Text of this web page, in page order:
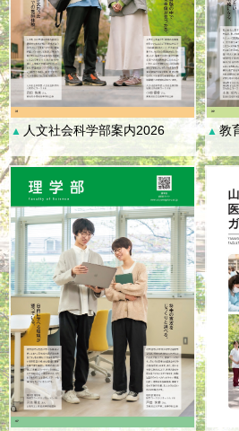
▲ 人文社会科学部案内2026 ▲ 教